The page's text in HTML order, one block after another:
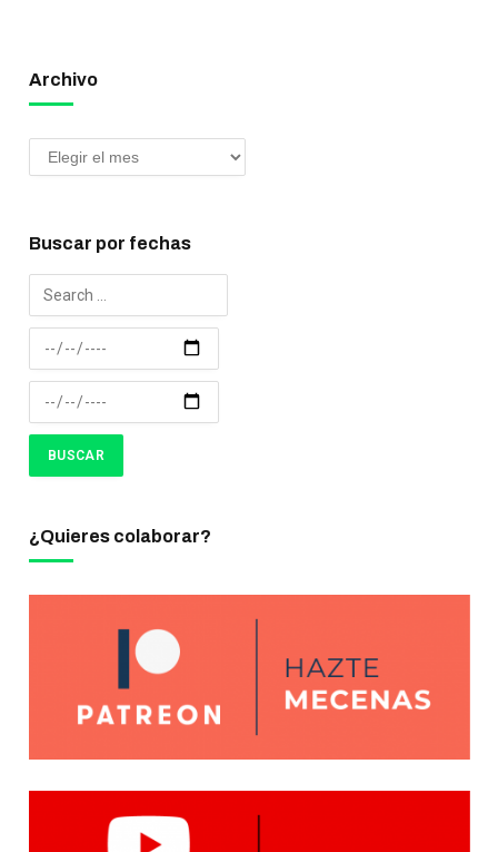
Archivo
Buscar por fechas
¿Quieres colaborar?